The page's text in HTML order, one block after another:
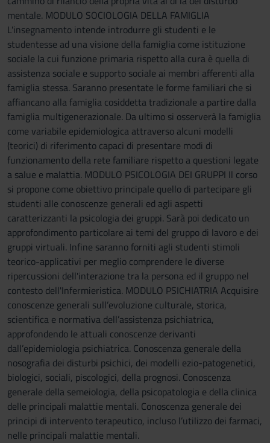
mentale. MODULO SOCIOLOGIA DELLA FAMIGLIA
L'insegnamento intende introdurre gli studenti e le
studentesse ad una visione della famiglia come istituzione
sociale la cui funzione primaria rispetto alla cura è quella di
assistenza sociale e supporto sociale ai membri afferenti alla
famiglia stessa. Saranno presentate le forme familiari che si
affiancano alla famiglia cosiddetta tradizionale a partire dalla
famiglia multigenerazionale. Da ultimo si osserverà la famiglia
come variabile epidemiologica attraverso alcuni modelli
(teorici) di riferimento capaci di presentare modi di
funzionamento della rete familiare rispetto a questioni legate
a salue e malattia. MODULO PSICOLOGIA DEI GRUPPI Il corso
si propone come obiettivo principale quello di partecipare gli
studenti alle conoscenze generali ed agli aspetti
caratterizzanti la psicologia dei gruppi. Sarà poi dedicato un
approfondimento particolare ai temi del gruppo di lavoro e dei
gruppi virtuali. Infine saranno forniti agli studenti stimoli
teorico-applicativi per meglio comprendere le diverse
ripercussioni dell'interazione tra la persona ed il gruppo nel
contesto dell'Infermieristica. MODULO PSICHIATRIA Acquisire
conoscenze generali sull’evoluzione culturale, storica,
scientifica e normativa dell’assistenza psichiatrica,
approfondendo le attuali conoscenze derivanti
dall’epidemiologia psichiatrica. Conoscenza generale della
nosografia dei disturbi psichici, dei modelli ezio-patogenetici,
biologici, sociali, piscologici, della prognosi. Conoscenza
generale della semeiologia, della psicopatologia e della clinica
delle principali malattie mentali. Conoscenza generale dei
principi di intervento terapeutico, incluso l’utilizzo dei farmaci,
nelle principali malattie mentali.